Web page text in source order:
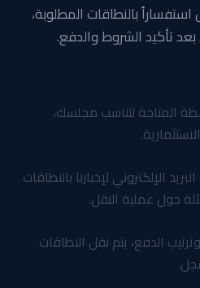
بالنطاقات المطلوبة،
تأكيد الشروط والدفع.
المتاحة لتناسب مجلسك،
الإلكتروني لإخبارنا بالنطاقات
حول عملية النقل.
الدفع، يتم نقل النطاقات